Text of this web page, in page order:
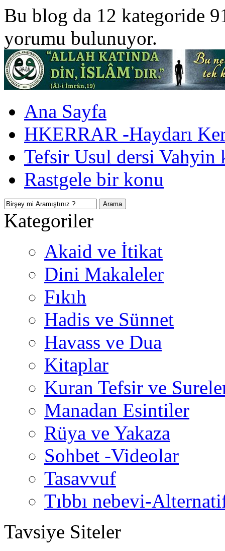
Bu blog da 12 kategoride
yorumu bulunuyor.
Ana Sayfa
HKERRAR -Haydarı
Tefsir Usul dersi Vahyin
Rastgele bir konu
Kategoriler
Akaid ve İtikat
Dini Makaleler
Fıkıh
Hadis ve Sünnet
Havass ve Dua
Kitaplar
Kuran Tefsir ve
Manadan Esintiler
Rüya ve Yakaza
Sohbet -Videolar
Tasavvuf
Tıbbı nebevi-
Tavsiye Siteler